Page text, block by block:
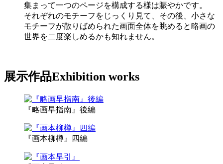
集まって一つのページを構成する様は賑やかです。
それぞれのモチーフをじっくり見て、その後、小さな
モチーフが散りばめられた画面全体を眺めると略画の
世界を二度楽しめるかも知れません。
展示作品Exhibition works
『略画早指南』後編
『画本柳樽』四編